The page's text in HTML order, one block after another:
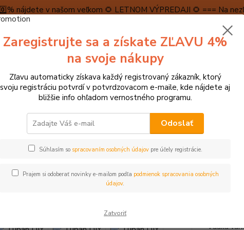
nájdete v našom veľkom 🌻 LETNOM VÝPREDAJI 🌻 === Na
máme teraz pripravené špeciálne zľavy až do výšky 1️⃣5️⃣% ,
A PLATBA RECENZIE 👉VRÁTENIE TOVARU👈
KONTAKTY
Hľadať
Neviete si
+421
(Po-Pia,
► KREATÍVNE HRAČKY Kreatívne sady, ozdoby Tuban DIY Slime Sada
DIY Slime Sada na výrobu slizu
Skvelá
nájdu
Vďaka
Zaregistrujte sa a získate ZĽAVU 4%
na svoje nákupy
Zľavu automaticky získava každý registrovaný zákazník, ktorý
svoju registráciu potvrdí v potvrdzovacom e-maile, kde nájdete aj
bližšie info ohľadom vernostného programu.
Odoslať
Súhlasím so spracovaním osobných údajovpre účely registrácie.
Prajem si odoberať novinky e-mailom podľa podmienok spracovania osobných
údajov.
Zatvoriť